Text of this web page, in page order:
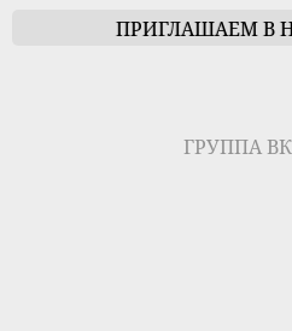
ПРИГЛАШАЕМ В
ГРУППА